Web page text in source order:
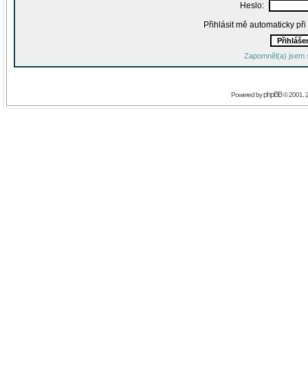
Heslo:
Přihlásit mě automaticky
Zapomněl(a) jsem
Powered byphpBB© 2001,